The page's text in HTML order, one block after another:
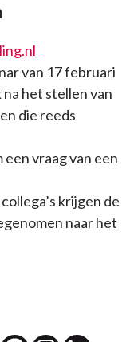
van 17 februari
na het stellen van
die reeds
een vraag van een
krijgen de
naar het